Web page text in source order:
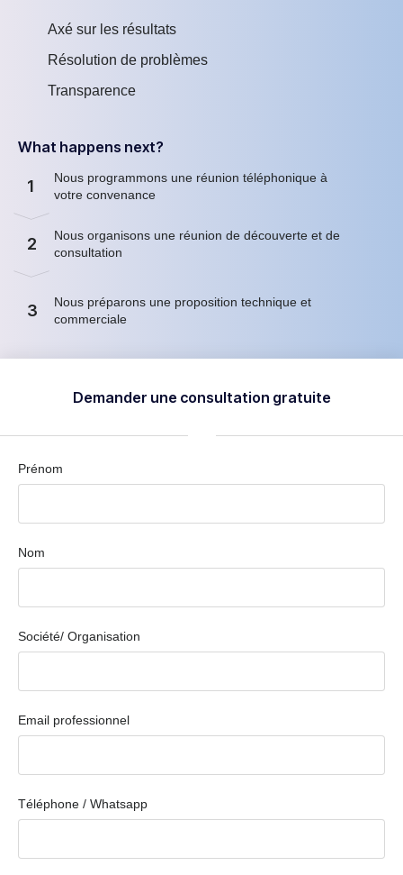
Axé sur les résultats
Résolution de problèmes
Transparence
What happens next?
1
Nous programmons une réunion téléphonique à
votre convenance
2
Nous organisons une réunion de découverte et de
consultation
3
Nous préparons une proposition technique et
commerciale
Demander une consultation gratuite
Prénom
Nom
Société/ Organisation
Email professionnel
Téléphone / Whatsapp